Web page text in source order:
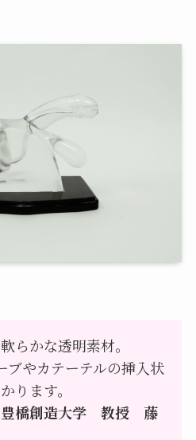
らかな透明素材。
ブやカテーテルの挿入状
ります。
豊橋創造大学 教授 藤